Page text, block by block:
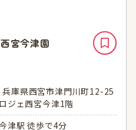
宮今津園
庫県西宮市津門川町12-25
ジェ西宮今津1階
津駅 徒歩で4分